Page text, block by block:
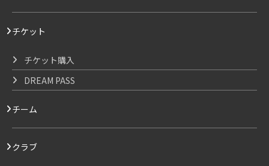
チケット
チケット購入
DREAM PASS
チーム
クラブ